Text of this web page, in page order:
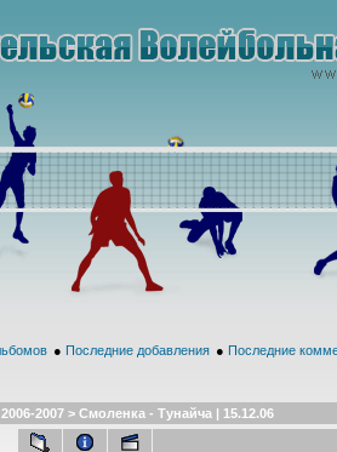
● Последние добавления ● Последние
2007 > Смоленка - Тунайча | 15.12.06